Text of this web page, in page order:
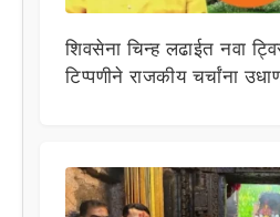
शिवसेना चिन्ह लढाईत नवा
टिप्पणीने राजकीय चर्चांना